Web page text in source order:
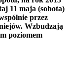
11 maja (sobota)
przez
Wzbudzają
poziomem